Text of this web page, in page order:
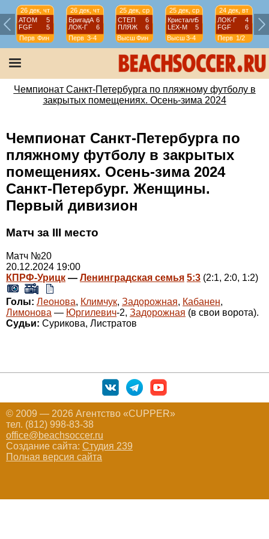
26 дек, чт
АТОМ
5
FGF
5
Перв Фин
26 дек, чт
БригадА 6
ЛОК-Г
6
Перв 3-4
25 дек, ср
СТЕП
6
ПЛЯЖ
6
Высш Фин
25 дек, ср
Кристалл5
LEX-М
5
Высш 3-4
24 дек, вт
ЛОК-Г
4
FGF
6
Перв 1/2
Чемпионат Санкт-Петербурга по пляжному футболу в
закрытых помещениях. Осень-зима 2024
Чемпионат Санкт-Петербурга по
пляжному футболу в закрытых
помещениях. Осень-зима 2024
Санкт-Петербург. Женщины.
Первый дивизион
Матч за III место
Матч №20
20.12.2024 19:00
КПРФ-Урицк — Ленинградская семья 5:3 (2:1, 2:0, 1:2)
Голы: Леонова, Климчук, Задорожная, Кабанен,
Лимонова — Юргилевич-2, Задорожная (в свои ворота).
Судьи: Сурикова, Листратов
© 2009 — 2026 Агентство «CUPPER»
тел. (812) 998-83-38
office@beachsoccer.ru
Создание сайта: Студия 239
Полная версия сайта